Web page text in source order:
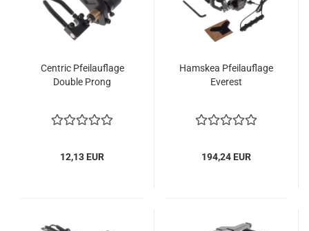
Centric Pfeilauflage
Double Prong
12,13 EUR
Hamskea Pfeilauflage
Everest
194,24 EUR